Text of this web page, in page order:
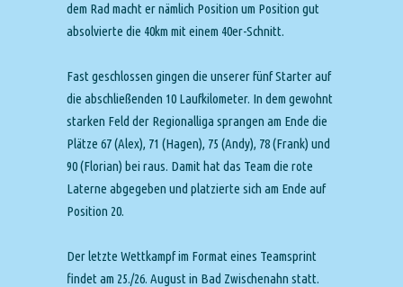
dem Rad macht er nämlich Position um Position gut
absolvierte die 40km mit einem 40er-Schnitt.
Fast geschlossen gingen die unserer fünf Starter auf
die abschließenden 10 Laufkilometer. In dem gewohnt
starken Feld der Regionalliga sprangen am Ende die
Plätze 67 (Alex), 71 (Hagen), 75 (Andy), 78 (Frank) und
90 (Florian) bei raus. Damit hat das Team die rote
Laterne abgegeben und platzierte sich am Ende auf
Position 20.
Der letzte Wettkampf im Format eines Teamsprint
findet am 25./26. August in Bad Zwischenahn statt.